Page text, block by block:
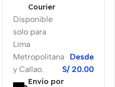
Courier
Disponible
solo para
Lima
Metropolitana
y Callao.
Desde
S/ 20.00
Envío por